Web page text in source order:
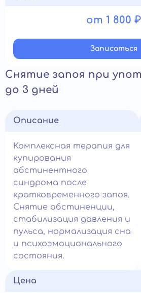
от 1 800 ₽
Записатьcя
Снятие запоя при
до 3 дней
Описание
Комплексная терапия для
купирования
абстинентного
синдрома после
кратковременного запоя.
Снятие абстиненции,
стабилизация давления и
пульса, нормализация сна
и психоэмоционального
состояния.
Цена